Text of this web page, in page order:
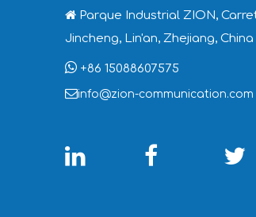
 Parque Industrial ZION,
Jincheng, Lin'an, Zhejiang, China
 +86 15088607575
info@zion-communication.com
  